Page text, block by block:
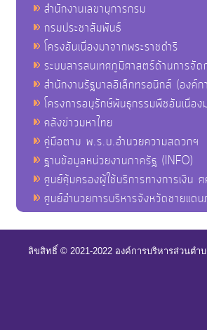
สำนักงานเลขานุการกรม
กรมประชาสัมพันธ์
โครงอันเนื่องมาจากพระราชดำริ
ระบบสารสนเทศภูมิศาสตร์ด้านการจัด
สำนักงานรัฐบาลอิเล็กทรอนิกส์ (องค์
โครงการอนุรักษ์พันธุกรรมพืชอันเนื่อง
คลังข่าวมหาไทย
คู่มือตาม พ.ร.บ.อำนวยความสดวกฯ
ฐานข้อมูลหน่วยงานภาครัฐ (INFO)
ศูนย์คุ้มครองผู้ใช้บริการทางการเงิน
ศูนย์อำนวยการบริหารจังหวัดชายแด
ลิขสิทธิ์ © 2021-2022 องค์การบริหารส่วนตำ